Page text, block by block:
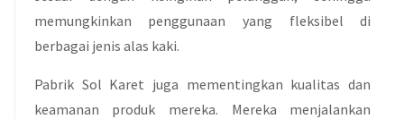
memungkinkan penggunaan yang fleksibel di
berbagai jenis alas kaki.
Pabrik Sol Karet juga mementingkan kualitas dan
keamanan produk mereka. Mereka menjalankan